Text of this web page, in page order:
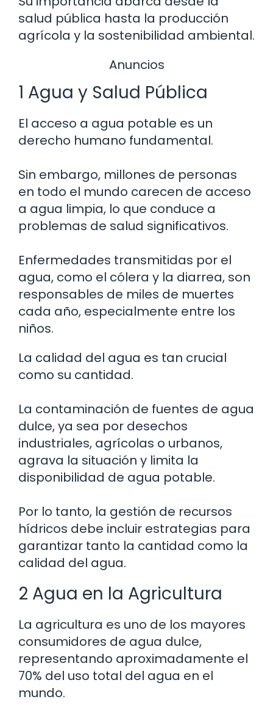
salud pública hasta la producción
agrícola y la sostenibilidad ambiental.
Anuncios
1 Agua y Salud Pública
El acceso a agua potable es un
derecho humano fundamental.
Sin embargo, millones de personas
en todo el mundo carecen de acceso
a agua limpia, lo que conduce a
problemas de salud significativos.
Enfermedades transmitidas por el
agua, como el cólera y la diarrea, son
responsables de miles de muertes
cada año, especialmente entre los
niños.
La calidad del agua es tan crucial
como su cantidad.
La contaminación de fuentes de agua
dulce, ya sea por desechos
industriales, agrícolas o urbanos,
agrava la situación y limita la
disponibilidad de agua potable.
Por lo tanto, la gestión de recursos
hídricos debe incluir estrategias para
garantizar tanto la cantidad como la
calidad del agua.
2 Agua en la Agricultura
La agricultura es uno de los mayores
consumidores de agua dulce,
representando aproximadamente el
70% del uso total del agua en el
mundo.